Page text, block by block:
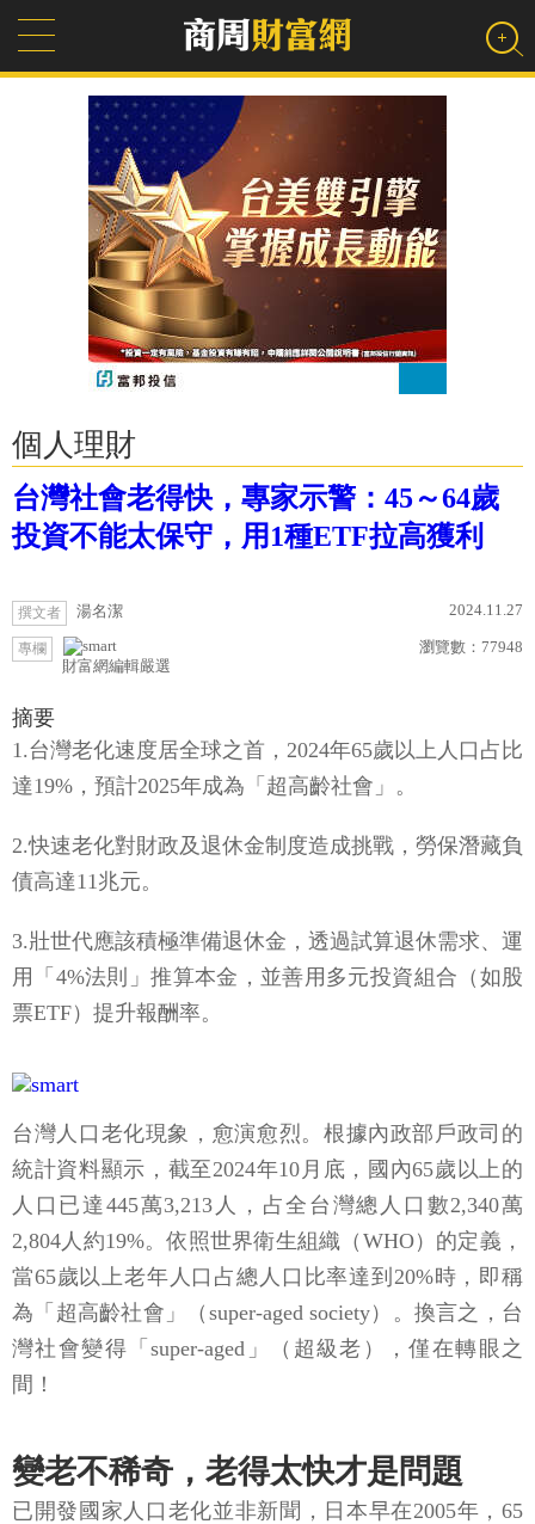
個人理財
台灣社會老得快，專家示警：45～64歲
投資不能太保守，用1種ETF拉高獲利
撰文者 湯名潔 2024.11.27
專欄
財富網編輯嚴選
瀏覽數： 77948
摘要
1.台灣老化速度居全球之首，2024年65歲以上人口占比
達19%，預計2025年成為「超高齡社會」。
2.快速老化對財政及退休金制度造成挑戰，勞保潛藏負
債高達11兆元。
3.壯世代應該積極準備退休金，透過試算退休需求、運
用「4%法則」推算本金，並善用多元投資組合（如股
票ETF）提升報酬率。
台灣人口老化現象，愈演愈烈。根據內政部戶政司的
統計資料顯示，截至2024年10月底，國內65歲以上的
人口已達445萬3,213人，占全台灣總人口數2,340萬
2,804人約19%。依照世界衛生組織（WHO）的定義，
當65歲以上老年人口占總人口比率達到20%時，即稱
為「超高齡社會」（super-aged society）。換言之，台
灣社會變得「super-aged」（超級老），僅在轉眼之
間！
變老不稀奇，老得太快才是問題
已開發國家人口老化並非新聞，日本早在2005年，65